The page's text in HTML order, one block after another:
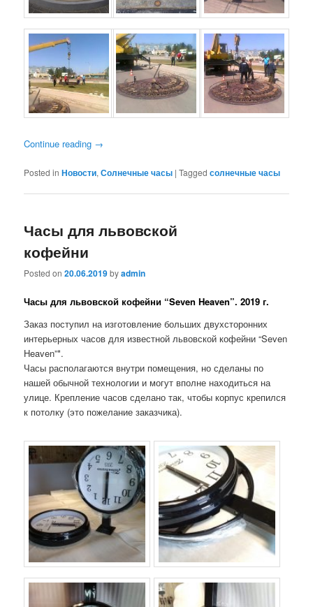
Continue reading →
Posted in Новости,Солнечные часы |Tagged солнечные часы
Часы для львовской
кофейни
Posted on20.06.2019byadmin
Часы для львовской кофейни “Seven Heaven”. 2019 г.
Заказ поступил на изготовление больших двухсторонних
интерьерных часов для известной львовской кофейни “Seven
Heaven”*.
Часы располагаются внутри помещения, но сделаны по
нашей обычной технологии и могут вполне находиться на
улице. Крепление часов сделано так, чтобы корпус крепился
к потолку (это пожелание заказчика).